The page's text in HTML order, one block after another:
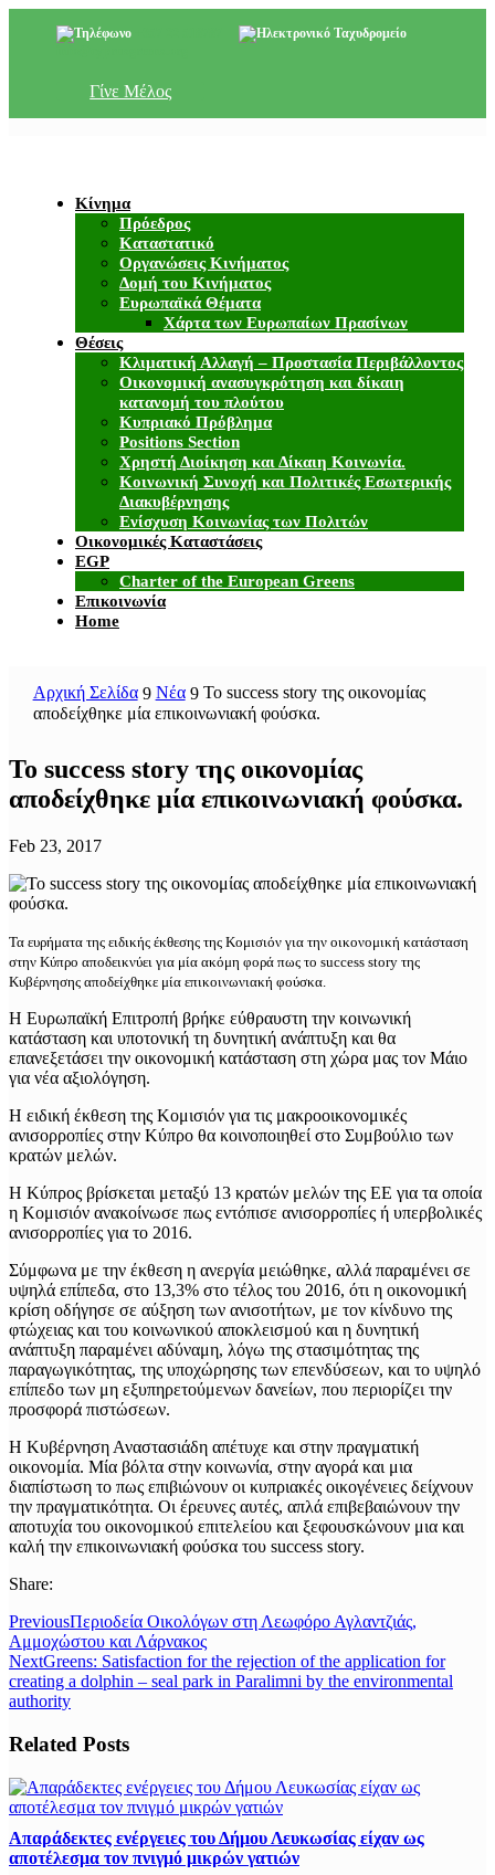
Γίνε Μέλος
Κίνημα
Πρόεδρος
Καταστατικό
Οργανώσεις Κινήματος
Δομή του Κινήματος
Ευρωπαϊκά Θέματα
Χάρτα των Ευρωπαίων Πρασίνων
Θέσεις
Κλιματική Αλλαγή – Προστασία Περιβάλλοντος
Οικονομική ανασυγκρότηση και δίκαιη
κατανομή του πλούτου
Κυπριακό Πρόβλημα
Positions Section
Χρηστή Διοίκηση και Δίκαιη Κοινωνία.
Κοινωνική Συνοχή και Πολιτικές Εσωτερικής
Διακυβέρνησης
Ενίσχυση Κοινωνίας των Πολιτών
Οικονομικές Καταστάσεις
EGP
Charter of the European Greens
Επικοινωνία
Home
Αρχική Σελίδα 9 Νέα 9 Το success story της οικονομίας
αποδείχθηκε μία επικοινωνιακή φούσκα.
Το success story της οικονομίας
αποδείχθηκε μία επικοινωνιακή φούσκα.
Feb 23, 2017
Τα ευρήματα της ειδικής έκθεσης της Κομισιόν για την οικονομική κατάσταση
στην Κύπρο αποδεικνύει για μία ακόμη φορά πως το success story της
Κυβέρνησης αποδείχθηκε μία επικοινωνιακή φούσκα.
Η Ευρωπαϊκή Επιτροπή βρήκε εύθραυστη την κοινωνική
κατάσταση και υποτονική τη δυνητική ανάπτυξη και θα
επανεξετάσει την οικονομική κατάσταση στη χώρα μας τον Μάιο
για νέα αξιολόγηση.
Η ειδική έκθεση της Κομισιόν για τις μακροοικονομικές
ανισορροπίες στην Κύπρο θα κοινοποιηθεί στο Συμβούλιο των
κρατών μελών.
Η Κύπρος βρίσκεται μεταξύ 13 κρατών μελών της ΕΕ για τα οποία
η Κομισιόν ανακοίνωσε πως εντόπισε ανισορροπίες ή υπερβολικές
ανισορροπίες για το 2016.
Σύμφωνα με την έκθεση η ανεργία μειώθηκε, αλλά παραμένει σε
υψηλά επίπεδα, στο 13,3% στο τέλος του 2016, ότι η οικονομική
κρίση οδήγησε σε αύξηση των ανισοτήτων, με τον κίνδυνο της
φτώχειας και του κοινωνικού αποκλεισμού και η δυνητική
ανάπτυξη παραμένει αδύναμη, λόγω της στασιμότητας της
παραγωγικότητας, της υποχώρησης των επενδύσεων, και το υψηλό
επίπεδο των μη εξυπηρετούμενων δανείων, που περιορίζει την
προσφορά πιστώσεων.
Η Κυβέρνηση Αναστασιάδη απέτυχε και στην πραγματική
οικονομία. Μία βόλτα στην κοινωνία, στην αγορά και μια
διαπίστωση το πως επιβιώνουν οι κυπριακές οικογένειες δείχνουν
την πραγματικότητα. Οι έρευνες αυτές, απλά επιβεβαιώνουν την
αποτυχία του οικονομικού επιτελείου και ξεφουσκώνουν μια και
καλή την επικοινωνιακή φούσκα του success story.
Share:
PreviousΠεριοδεία Οικολόγων στη Λεωφόρο Αγλαντζιάς,
Αμμοχώστου και Λάρνακος
NextGreens: Satisfaction for the rejection of the application for
creating a dolphin – seal park in Paralimni by the environmental
authority
Related Posts
Απαράδεκτες ενέργειες του Δήμου Λευκωσίας είχαν ως
αποτέλεσμα τον πνιγμό μικρών γατιών